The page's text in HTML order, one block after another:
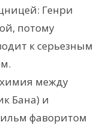
Генри
потому
к серьезным
между
Бана) и
фаворитом